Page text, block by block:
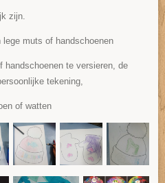
zijn.
muts of handschoenen
handschoenen te versieren, de
tekening,
of watten